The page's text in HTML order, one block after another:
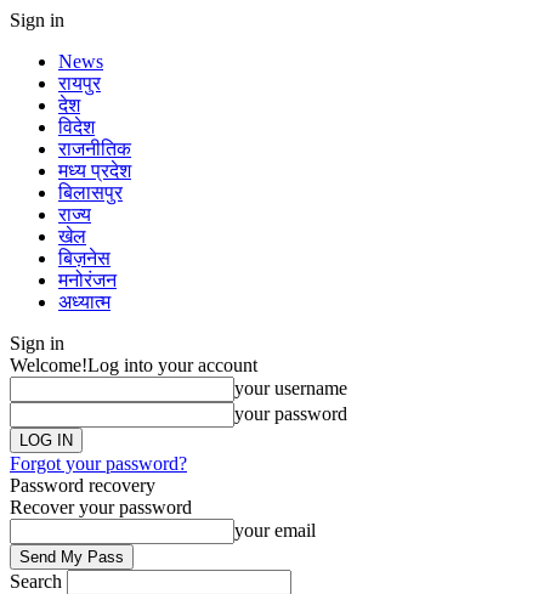
Sign in
News
रायपुर
देश
विदेश
राजनीतिक
मध्य प्रदेश
बिलासपुर
राज्य
खेल
बिज़नेस
मनोरंजन
अध्यात्म
Sign in
Welcome!Log into your account
your username
your password
Forgot your password?
Password recovery
Recover your password
your email
Search